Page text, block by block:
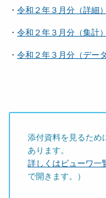
・ 令和２年３月分（詳細
・ 令和２年３月分（集計
・ 令和２年３月分（デー
添付資料を見るため
あります。
詳しくはビューワ一
で開きます。）